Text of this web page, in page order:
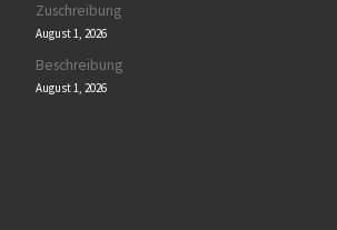
Zuschreibung
August 1, 2026
Beschreibung
August 1, 2026